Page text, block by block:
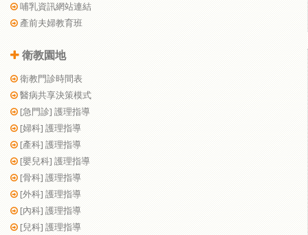
哺乳資訊網站連結
產前夫婦教育班
衛教園地
衛教門診時間表
醫病共享決策模式
[急門診] 護理指導
[婦科] 護理指導
[產科] 護理指導
[嬰兒科] 護理指導
[骨科] 護理指導
[外科] 護理指導
[內科] 護理指導
[兒科] 護理指導